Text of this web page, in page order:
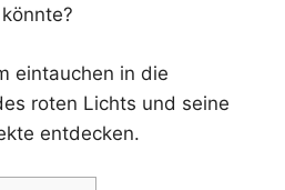
eintauchen in die
roten Lichts und seine
entdecken.